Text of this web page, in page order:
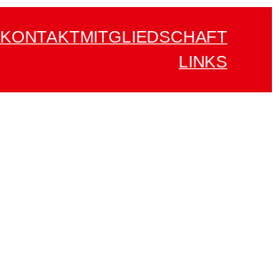
KONTAKTMITGLIEDSCHAFT
LINKS